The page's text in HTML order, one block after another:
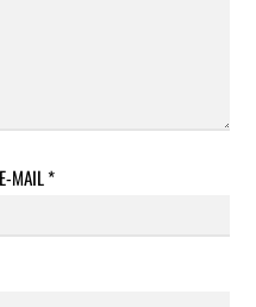
E-MAIL*